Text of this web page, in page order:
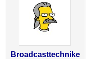
Broadcasttechnike